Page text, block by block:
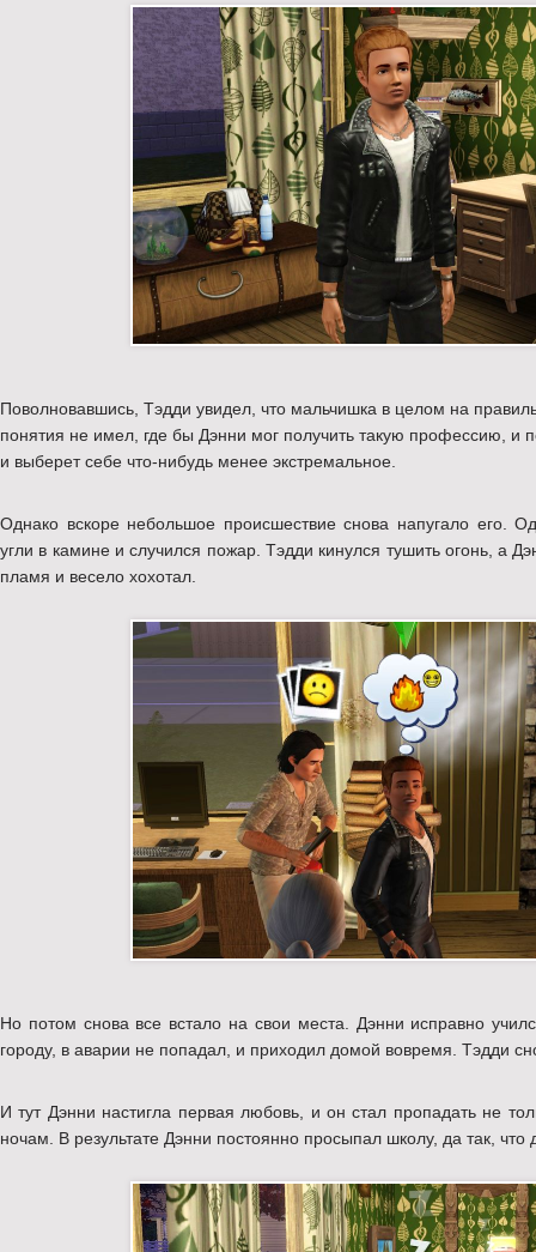
Поволновавшись, Тэдди увидел, что мальчишка в целом на
понятия не имел, где бы Дэнни мог получить такую профессию, и
и выберет себе что-нибудь менее экстремальное.
Однако вскоре небольшое происшествие снова напугало его.
угли в камине и случился пожар. Тэдди кинулся тушить огонь, а
пламя и весело хохотал.
Но потом снова все встало на свои места. Дэнни исправно
городу, в аварии не попадал, и приходил домой вовремя. Тэдди
И тут Дэнни настигла первая любовь, и он стал пропадать не
ночам. В результате Дэнни постоянно просыпал школу, да так, что